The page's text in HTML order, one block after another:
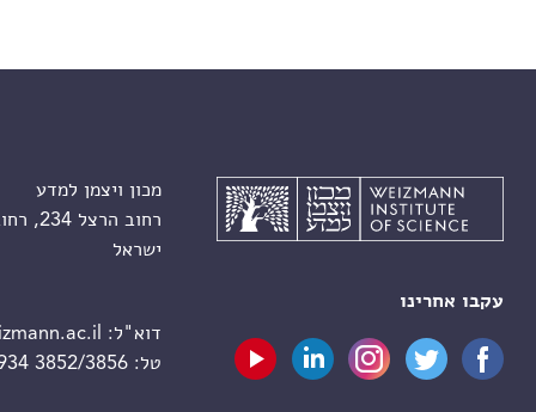
עקבו אחרינו
מכון ויצמן למדע
רחוב הרצל 234, רחובות 7610001
ישראל
דוא"ל:
טל:3852/3856